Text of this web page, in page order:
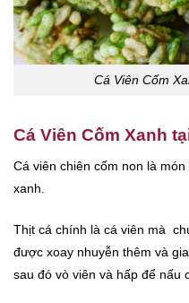
Cá Viên Cốm
Cá Viên Cốm Xanh
Cá viên chiên cốm non là
xanh.
Thịt cá chính là cá viên mà
được xoay nhuyễn thêm và
sau đó vò viên và hấp để nấu